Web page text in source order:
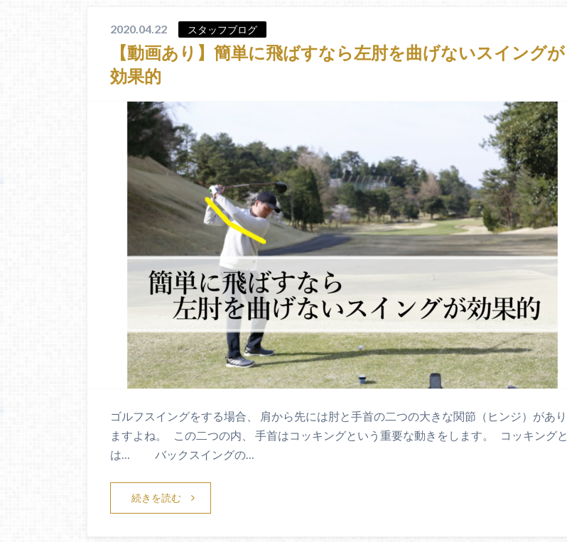
2020.04.22 スタッフブログ
【動画あり】簡単に飛ばすなら左肘を曲げないスイングが
効果的
ゴルフスイングをする場合、 肩から先には肘と手首の二つの大きな関節（ヒンジ）があり
ますよね。 この二つの内、 手首はコッキングという重要な動きをします。 コッキングと
は… バックスイングの…
続きを読む